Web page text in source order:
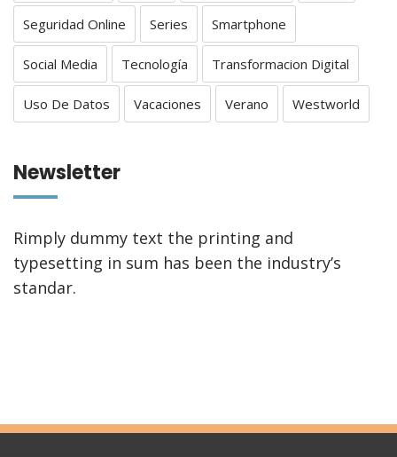
Seguridad Online Series Smartphone
Social Media Tecnología Transformacion Digital
Uso De Datos Vacaciones Verano Westworld
Newsletter
Rimply dummy text the printing and
typesetting in sum has been the industry’s
standar.